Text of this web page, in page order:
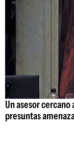
Un asesor
presuntas